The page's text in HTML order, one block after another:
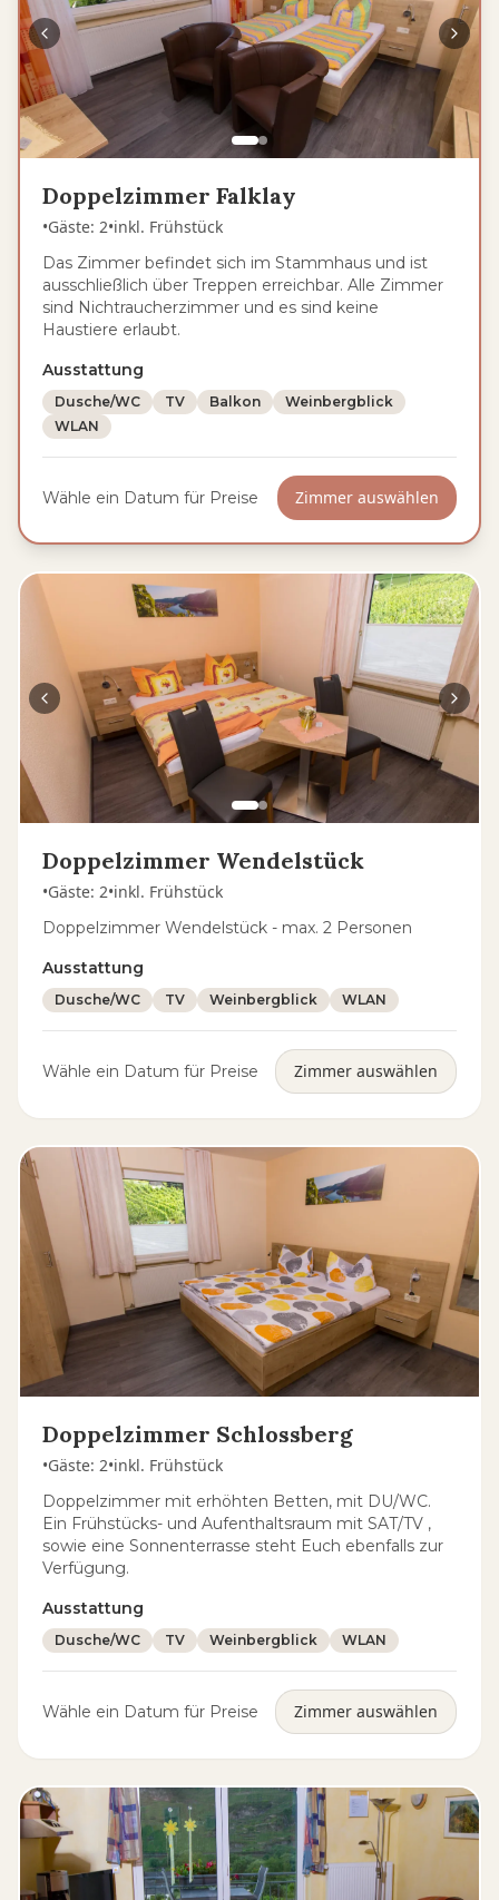
Doppelzimmer Falklay
•Gäste: 2•inkl. Frühstück
Das Zimmer befindet sich im Stammhaus und ist
ausschließlich über Treppen erreichbar. Alle Zimmer
sind Nichtraucherzimmer und es sind keine
Haustiere erlaubt.
Ausstattung
Dusche/WC TV Balkon
Weinbergblick
WLAN
Wähle ein Datum für Preise Zimmer auswählen
Doppelzimmer Wendelstück
•Gäste: 2•inkl. Frühstück
Doppelzimmer Wendelstück - max. 2 Personen
Ausstattung
Dusche/WC TV Weinbergblick WLAN
Wähle ein Datum für Preise Zimmer auswählen
Doppelzimmer Schlossberg
•Gäste: 2•inkl. Frühstück
Doppelzimmer mit erhöhten Betten, mit DU/WC.
Ein Frühstücks- und Aufenthaltsraum mit SAT/TV ,
sowie eine Sonnenterrasse steht Euch ebenfalls zur
Verfügung.
Ausstattung
Dusche/WC TV Weinbergblick WLAN
Wähle ein Datum für Preise Zimmer auswählen